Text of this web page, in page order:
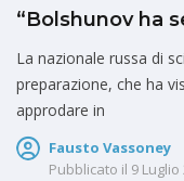
“Bolshunov ha
La nazionale russa di
preparazione, che ha
approdare in
Fausto Vassoney
Pubblicato il 9 Luglio